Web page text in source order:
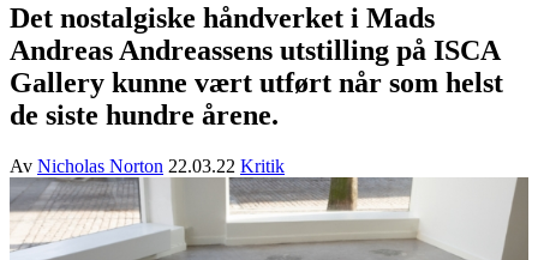
Det nostalgiske håndverket i Mads
Andreas Andreassens utstilling på ISCA
Gallery kunne vært utført når som helst
de siste hundre årene.
Av Nicholas Norton 22.03.22 Kritik